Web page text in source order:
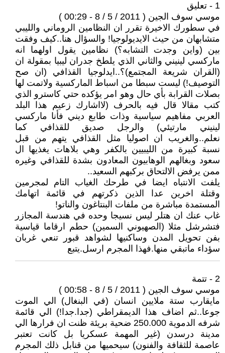
1 - تعليق
موسي سوف الجين ( 2011 / 5 / 8 - 00:29 )
في سطورك الاخيرة تقرر ان النظامين الروماني والليبي
متشابهان من حيث الايديولوجيا! والسؤال هنا..كيف وفقت
بين (واين وجدت التشابه؟) نظامين يقول اولهما انه
ماركسي لينيني والثاني الذي يلطخ جدران ليبيا بمقولة ان
(القران شريعة المجتمع)؟..ايدلوجيا القذافي (ان صح
التوصيف!) ليست سبطا من اسباط الماركسية ولاتمت لها
بصلات القرابة بأي حال وهو امر يؤكده حتي كاسترو الذي
كتب مقالا قال فيه بالحرف (لااشارك زعيم هذا البلد
العربي مفاهيم سياسية وذات طابع ديني فأنا ماركسي
لينيني مارتيئي) والرجل صديق للقذافي كما
نعلم..والغريب ان اصوليا مثل القذافي يتهم من قبل
نسبة كبيرة من الليبيين بالكفر وهي بلاهات يغذيها ال
سعود وبغالهم الوهابيون المعادون بشدة للقذافي وغيره
ممن يرفض الالتحاق بركبهم السعيد..
يلفت الانتباه ايضا في طرحك الغياب التام لمجرمين
وقتلة اخرين عدا الذين ذكرتهم في قائمة اتهامك
المستمدة مباشرة من ملفات البنتاغون والناتو!
غاب عنك ان هتلر ليس نسيجا وحده في هندسة المجازر
فتشرشل مثلا (الصهيوني السمين) حطم ارقاما قياسية
بفن تحويل المدن وساكنيها لشواهد قبور تنعي غربان
سؤداء ماتبقي منها.فهذا المجرم ارسل.يتبع
2 - تتمة
موسي سوف الجين ( 2011 / 5 / 8 - 00:58 )
مايقارب ستة ملايين انسان (في البنغال) الي الموت
جوعا..ثم اضاف هذا الديمقراطي (جدا.جدا!) الي قائمة
شرفه الدموية 250.000 ضحية بريئة ظنت ان فرارها الي
مدينة درسدن (غير المهمة عسكريا بل كانت تعتبر
عاصمة للثقافة والفنون) سيحميها من قنابل ذلك المجرم